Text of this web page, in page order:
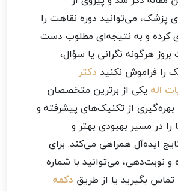
پزشک، می‌توانید دوره نقاهت را
کرده و به نتیجه‌ای مطلوب دست
هرگونه نگرانی یا سؤال،
را فراموش نکنید دکتر
اله یکی از برترین متخصصان
بهره‌گیری از تکنیک‌های پیشرفته و
در مسیر بهبودی بهتر و
ایده‌آل همراهی می‌کند. برای
و نوبت‌دهی، می‌توانید با شماره
تماس بگیرید یا از طریق دکمه